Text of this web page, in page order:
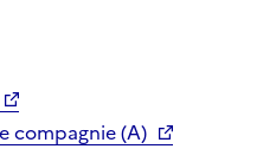
compagnie (A)